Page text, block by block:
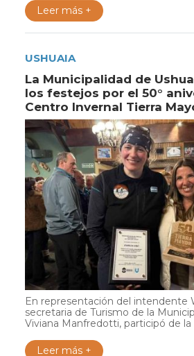
Leer más +
USHUAIA
La Municipalidad de
los festejos por el 50°
Centro Invernal Tierra
En representación del intendente
secretaria de Turismo de la
Viviana Manfredotti, participó de la
Leer más +